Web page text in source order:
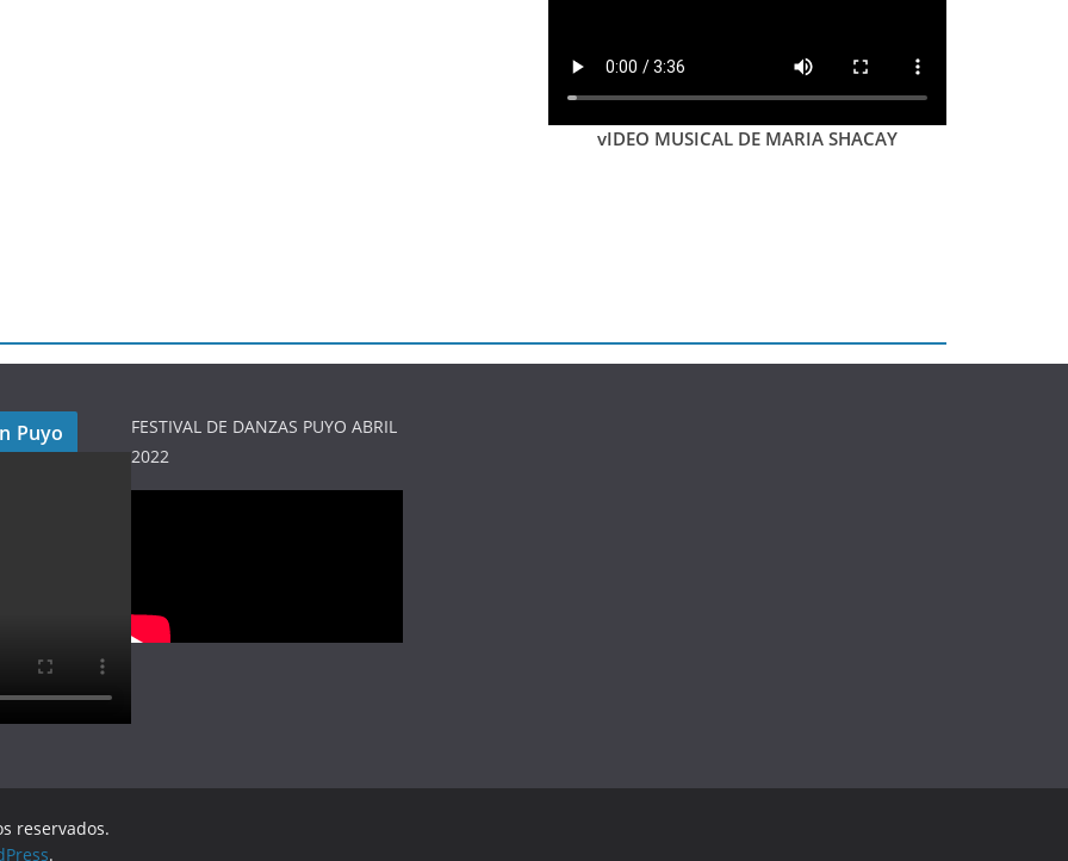
vIDEO MUSICAL DE MARIA SHACAY
Puyo
FESTIVAL DE DANZAS PUYO ABRIL
2022
reservados.
.